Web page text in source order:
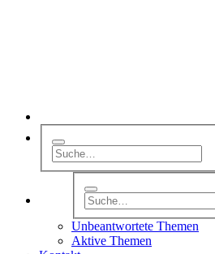
Unbeantwortete Themen
Aktive Themen